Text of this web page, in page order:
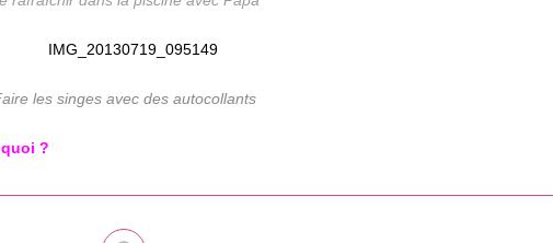
les singes avec des autocollants
?